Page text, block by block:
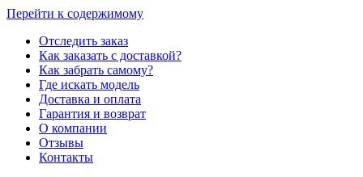
Перейти к содержимому
Отследить заказ
Как заказать с доставкой?
Как забрать самому?
Где искать модель
Доставка и оплата
Гарантия и возврат
О компании
Отзывы
Контакты